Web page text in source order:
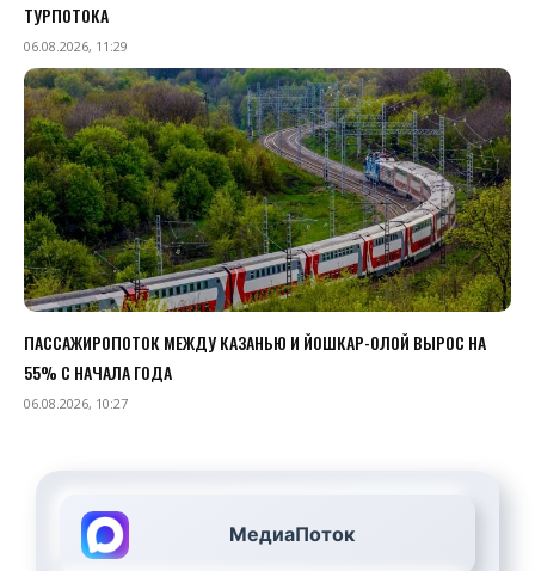
ТУРПОТОКА
06.08.2026, 11:29
ПАССАЖИРОПОТОК МЕЖДУ КАЗАНЬЮ И ЙОШКАР-ОЛОЙ ВЫРОС НА
55% С НАЧАЛА ГОДА
06.08.2026, 10:27
МедиаПоток